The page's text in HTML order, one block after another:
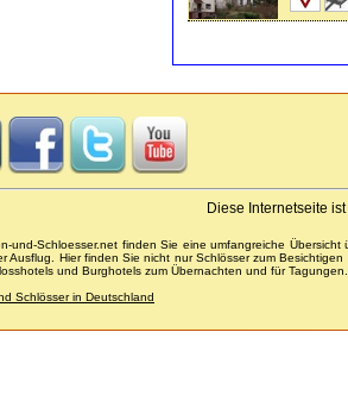
Diese Internetseite
und-Schloesser.net finden Sie eine umfangreiche
Ausflug. Hier finden Sie nicht nur Schlösser zum
und Burghotels zum Übernachten und für Tagungen.
Schlösser in Deutschland